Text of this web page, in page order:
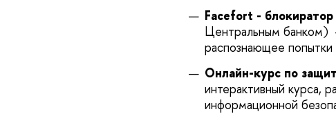
Facefort -
Центральным банком)
распознающее
Онлайн-курс по
интерактивный курса,
информационной